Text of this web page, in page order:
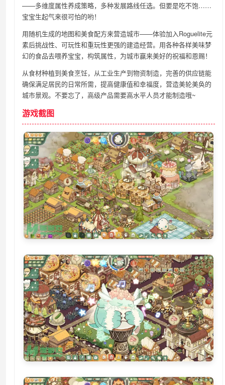
——多维度属性养成策略，多种发展路线任选。但要是吃不饱……
宝宝生起气来很可怕的哟！
用随机生成的地图和美食配方来营造城市——体验加入Roguelite元
素后挑战性、可玩性和重玩性更强的建造经营。用各种各样美味梦
幻的食品去喂养宝宝，构筑属性，为城市赢来美好的祝福和恩赐！
从食材种植到美食烹饪，从工业生产到物资制造，完善的供应链能
确保满足居民的日常所需，提高健康值和幸福度，营造美轮美奂的
城市景观。不要忘了，高级产品需要高水平人员才能制造哦~
游戏截图